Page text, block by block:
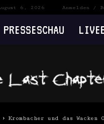
6, 2026 Anmelden /
Krombacher und das